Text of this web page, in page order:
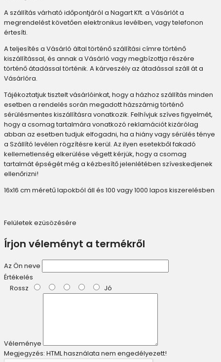
A szállítás várható időpontjáról a Nagart Kft. a Vásárlót a
megrendelést követően elektronikus levélben, vagy telefonon
értesíti.
A teljesítés a Vásárló által történő szállítási címre történő
kiszállítással, és annak a Vásárló vagy megbízottja részére
történő átadással történik. A kárveszély az átadással száll át a
Vásárlóra.
Tájékoztatjuk tisztelt vásárlóinkat, hogy a házhoz szállítás minden
esetben a rendelés során megadott házszámig történő
sérülésmentes kiszállításra vonatkozik. Felhívjuk szíves figyelmét,
hogy a csomag tartalmára vonatkozó reklamációt kizárólag
abban az esetben tudjuk elfogadni, ha a hiány vagy sérülés ténye
a Szállító levélen rögzítésre kerül. Az ilyen esetekből fakadó
kellemetlenség elkerülése végett kérjük, hogy a csomag
tartalmát épségét még a kézbesítő jelenlétében szíveskedjenek
ellenőrizni!
16x16 cm méretű lapokból áll és 100 vagy 1000 lapos kiszerelésben
Felületek ezüsözésére
Írjon véleményt a termékről
Az Ön neve
Értékelés
Rossz
Jó
Véleménye
Megjegyzés: HTML használata nem engedélyezett!